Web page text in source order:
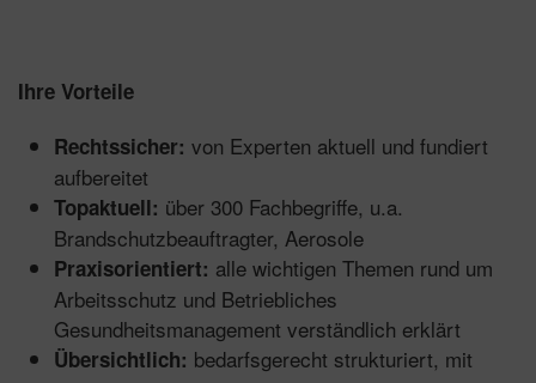
Ihre Vorteile
Rechtssicher: von Experten aktuell und fundiert
aufbereitet
Topaktuell: über 300 Fachbegriffe, u.a.
Brandschutzbeauftragter, Aerosole
Praxisorientiert: alle wichtigen Themen rund um
Arbeitsschutz und Betriebliches
Gesundheitsmanagement verständlich erklärt
Übersichtlich: bedarfsgerecht strukturiert, mit